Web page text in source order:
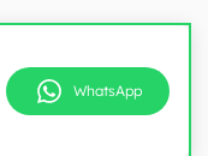
WhatsApp